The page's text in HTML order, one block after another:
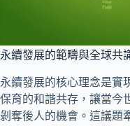
永續發展的範疇與全球共
永續發展的核心理念是實
保育的和諧共存，讓當今
剝奪後人的機會。這議題